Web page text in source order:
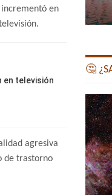
en
en televisión
agresiva
de trastorno
🤔